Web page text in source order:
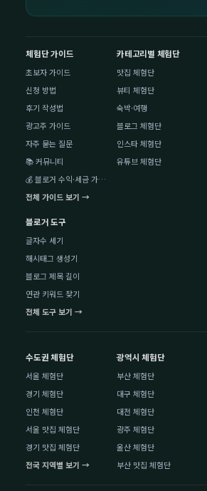
체험단 가이드
초보자 가이드
신청 방법
후기 작성법
광고주 가이드
자주 묻는 질문
📚 커뮤니티
💰 블로거 수익·세금 가이드
전체 가이드 보기 →
카테고리별 체험단
맛집 체험단
뷰티 체험단
숙박·여행
블로그 체험단
인스타 체험단
유튜브 체험단
블로거 도구
글자수 세기
해시태그 생성기
블로그 제목 길이
연관 키워드 찾기
전체 도구 보기 →
수도권 체험단
서울 체험단
경기 체험단
인천 체험단
서울 맛집 체험단
경기 맛집 체험단
전국 지역별 보기 →
광역시 체험단
부산 체험단
대구 체험단
대전 체험단
광주 체험단
울산 체험단
부산 맛집 체험단